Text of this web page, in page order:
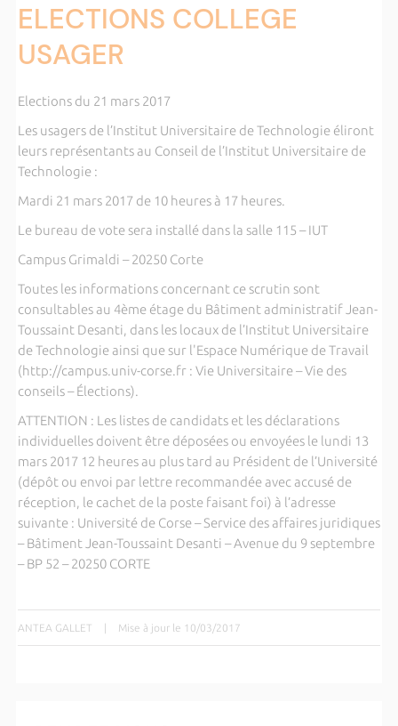
ELECTIONS COLLEGE
USAGER
Elections du 21 mars 2017
Les usagers de l’Institut Universitaire de Technologie éliront
leurs représentants au Conseil de l’Institut Universitaire de
Technologie :
Mardi 21 mars 2017 de 10 heures à 17 heures.
Le bureau de vote sera installé dans la salle 115 – IUT
Campus Grimaldi – 20250 Corte
Toutes les informations concernant ce scrutin sont
consultables au 4ème étage du Bâtiment administratif Jean-
Toussaint Desanti, dans les locaux de l’Institut Universitaire
de Technologie ainsi que sur l'Espace Numérique de Travail
(http://campus.univ-corse.fr : Vie Universitaire – Vie des
conseils – Élections).
ATTENTION : Les listes de candidats et les déclarations
individuelles doivent être déposées ou envoyées le lundi 13
mars 2017 12 heures au plus tard au Président de l’Université
(dépôt ou envoi par lettre recommandée avec accusé de
réception, le cachet de la poste faisant foi) à l’adresse
suivante : Université de Corse – Service des affaires juridiques
– Bâtiment Jean-Toussaint Desanti – Avenue du 9 septembre
– BP 52 – 20250 CORTE
ANTEA GALLET | Mise à jour le 10/03/2017